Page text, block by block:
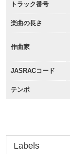
トラック番号
楽曲の長さ
作曲家
JASRACコード
テンポ
Labels